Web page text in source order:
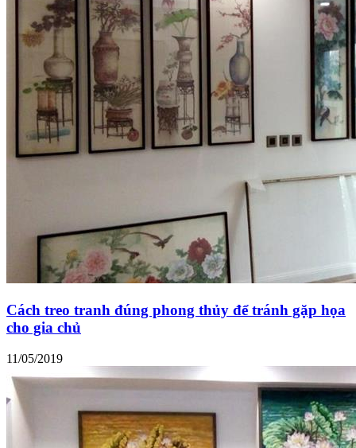
Cách treo tranh đúng phong thủy để tránh gặp họa
cho gia chủ
11/05/2019